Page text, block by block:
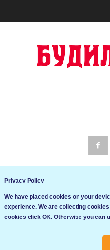
Общи условия
Privacy Policy
We have placed cookies on your
experience. We are collecting
cookies click OK. Otherwise you can
Ние използваме бисквитки
продължите да посещавате